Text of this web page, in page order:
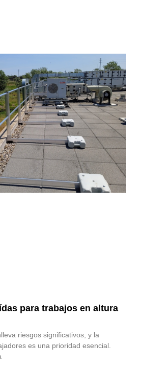
para trabajos en altura
riesgos significativos, y la
es una prioridad esencial.